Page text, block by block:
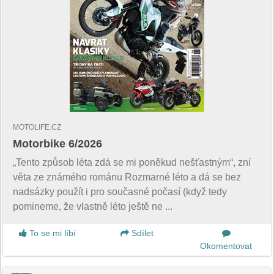
MOTOLIFE.CZ
Motorbike 6/2026
„Tento způsob léta zdá se mi poněkud nešťastným“, zní
věta ze známého románu Rozmarné léto a dá se bez
nadsázky použít i pro současné počasí (když tedy
pomineme, že vlastně léto ještě ne ...
To se mi líbí
Sdílet
Okomentovat